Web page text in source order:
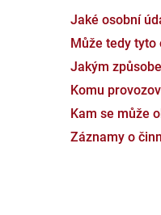
Jaké osobní
Může tedy tyto
Jakým
Komu
Kam se může
Záznamy o